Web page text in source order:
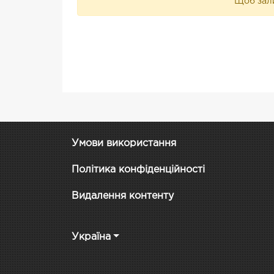
Умови використання
Політика конфіденційності
Видалення контенту
Україна